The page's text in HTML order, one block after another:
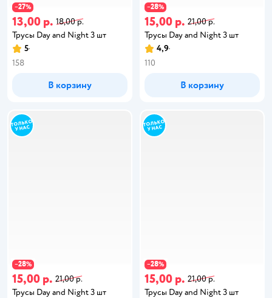
−27%
13,00 р. 18,00 р.
Трусы Day and Night 3 шт
5
158
В корзину
−28%
15,00 р. 21,00 р.
Трусы Day and Night 3 шт
4,9
110
В корзину
−28%
15,00 р. 21,00 р.
Трусы Day and Night 3 шт
−28%
15,00 р. 21,00 р.
Трусы Day and Night 3 шт